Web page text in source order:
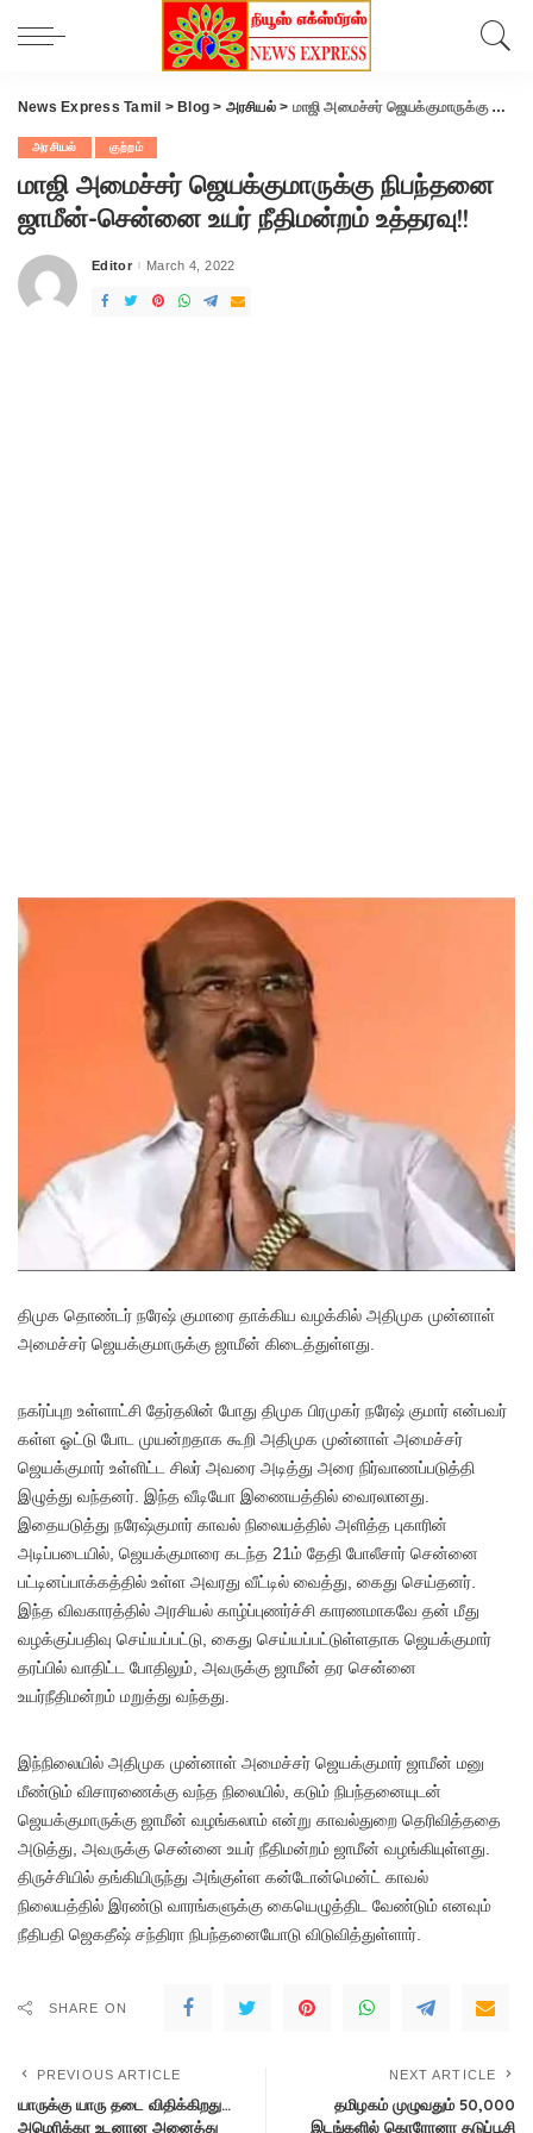
News Express Tamil > Blog > அரசியல்> மாஜி அமைச்சர் ஜெயக்குமாருக்கு நிபந்தனை ஜாமீன்-சென்னை உயர் நீதிமன்றம் உத்தரவு!!
அரசியல் குற்றம்
மாஜி அமைச்சர் ஜெயக்குமாருக்கு நிபந்தனை
ஜாமீன்-சென்னை உயர் நீதிமன்றம் உத்தரவு!!
Posted
Editor March 4, 2022
திமுக தொண்டர் நரேஷ் குமாரை தாக்கிய வழக்கில் அதிமுக முன்னாள்
அமைச்சர் ஜெயக்குமாருக்கு ஜாமீன் கிடைத்துள்ளது.
நகர்ப்புற உள்ளாட்சி தேர்தலின் போது திமுக பிரமுகர் நரேஷ் குமார் என்பவர்
கள்ள ஓட்டு போட முயன்றதாக கூறி அதிமுக முன்னாள் அமைச்சர்
ஜெயக்குமார் உள்ளிட்ட சிலர் அவரை அடித்து அரை நிர்வாணப்படுத்தி
இழுத்து வந்தனர். இந்த வீடியோ இணையத்தில் வைரலானது.
இதையடுத்து நரேஷ்குமார் காவல் நிலையத்தில் அளித்த புகாரின்
அடிப்படையில், ஜெயக்குமாரை கடந்த 21ம் தேதி போலீசார் சென்னை
பட்டினப்பாக்கத்தில் உள்ள அவரது வீட்டில் வைத்து, கைது செய்தனர்.
இந்த விவகாரத்தில் அரசியல் காழ்ப்புணர்ச்சி காரணமாகவே தன் மீது
வழக்குப்பதிவு செய்யப்பட்டு, கைது செய்யப்பட்டுள்ளதாக ஜெயக்குமார்
தரப்பில் வாதிட்ட போதிலும், அவருக்கு ஜாமீன் தர சென்னை
உயர்நீதிமன்றம் மறுத்து வந்தது.
இந்நிலையில் அதிமுக முன்னாள் அமைச்சர் ஜெயக்குமார் ஜாமீன் மனு
மீண்டும் விசாரணைக்கு வந்த நிலையில், கடும் நிபந்தனையுடன்
ஜெயக்குமாருக்கு ஜாமீன் வழங்கலாம் என்று காவல்துறை தெரிவித்ததை
அடுத்து, அவருக்கு சென்னை உயர் நீதிமன்றம் ஜாமீன் வழங்கியுள்ளது.
திருச்சியில் தங்கியிருந்து அங்குள்ள கன்டோன்மென்ட் காவல்
நிலையத்தில் இரண்டு வாரங்களுக்கு கையெழுத்திட வேண்டும் எனவும்
நீதிபதி ஜெகதீஷ் சந்திரா நிபந்தனையோடு விடுவித்துள்ளார்.
SHARE ON
PREVIOUS ARTICLE
யாருக்கு யாரு தடை விதிக்கிறது…
அமெரிக்கா உடனான அனைத்து
NEXT ARTICLE
தமிழகம் முழுவதும் 50,000
இடங்களில் கொரோனா தடுப்பூசி